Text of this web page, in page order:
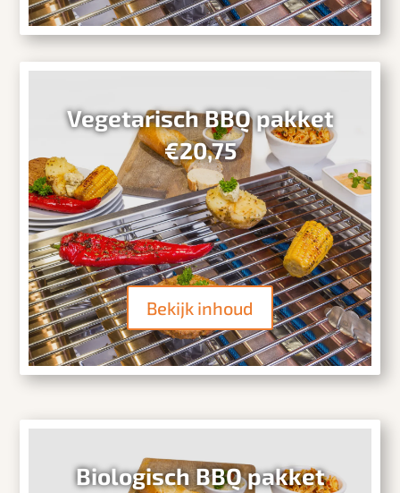
Vegetarisch BBQ pakket
€20,75
Bekijk inhoud
Biologisch BBQ pakket